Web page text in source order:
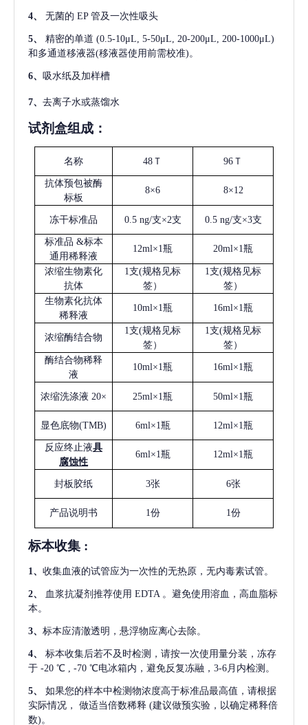
4、 无菌的 EP 管及一次性吸头
5、 精密的单道 (0.5-10μL, 5-50μL, 20-200μL, 200-1000μL)
和多通道移液器(移液器使用前需校准)。
6、 吸水纸及加样槽
7、 去离子水或蒸馏水
试剂盒组成：
名称 48Ｔ 96Ｔ
抗体预包被酶
标板
8×6 8×12
冻干标准品 0.5 ng/支×2支 0.5 ng/支×3支
标准品 &标本
通用稀释液
12ml×1瓶 20ml×1瓶
浓缩生物素化
抗体
1支(规格见标
签）
1支(规格见标
签）
生物素化抗体
稀释液
10ml×1瓶 16ml×1瓶
浓缩酶结合物
1支(规格见标
签）
1支(规格见标
签）
酶结合物稀释
液
10ml×1瓶 16ml×1瓶
浓缩洗涤液 20× 25ml×1瓶 50ml×1瓶
显色底物(TMB) 6ml×1瓶 12ml×1瓶
反应终止液具
腐蚀性
6ml×1瓶 12ml×1瓶
封板胶纸 3张 6张
产品说明书 1份 1份
标本收集 :
1、 收集血液的试管应为一次性的无热原，无内毒素试管。
2、 血浆抗凝剂推荐使用 EDTA 。避免使用溶血，高血脂标
本。
3、 标本应清澈透明，悬浮物应离心去除。
4、
标本收集后若不及时检测，请按一次使用量分装，冻存
于 -20 ℃ , -70 ℃电冰箱内，避免反复冻融，3-6月内检测。
5、
如果您的样本中检测物浓度高于标准品最高值，请根据
实际情况，
做适当倍数稀释 (建议做预实验，以确定稀释倍
数)。